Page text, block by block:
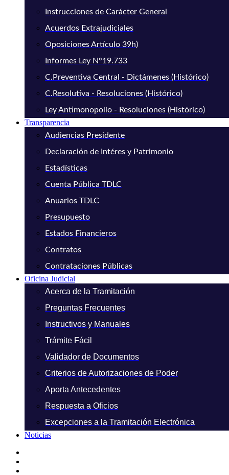
Instrucciones de Carácter General
Acuerdos Extrajudiciales
Oposiciones Artículo 39h)
Informes Ley N°19.733
C.Preventiva Central - Dictámenes (Histórico)
C.Resolutiva - Resoluciones (Histórico)
Ley Antimonopolio - Resoluciones (Histórico)
Transparencia
Audiencias Presidente
Declaración de Intéres y Patrimonio
Estadísticas
Cuenta Pública TDLC
Anuarios TDLC
Presupuesto
Estados Financieros
Contratos
Contrataciones Públicas
Oficina Judicial
Acerca de la Tramitación
Preguntas Frecuentes
Instructivos y Manuales
Trámite Fácil
Validador de Documentos
Criterios de Autorizaciones de Poder
Aporta Antecedentes
Respuesta a Oficios
Excepciones a la Tramitación Electrónica
Noticias